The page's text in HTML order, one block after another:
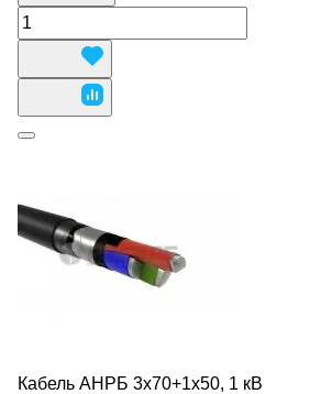
Кабель АНРБ 3х70+1х50, 1 кВ